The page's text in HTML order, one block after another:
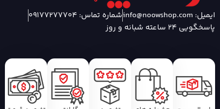
ایمیل: info@noowshop.com
شماره تماس: 09177277704
پاسخگویی 24 ساعته شبانه و روز